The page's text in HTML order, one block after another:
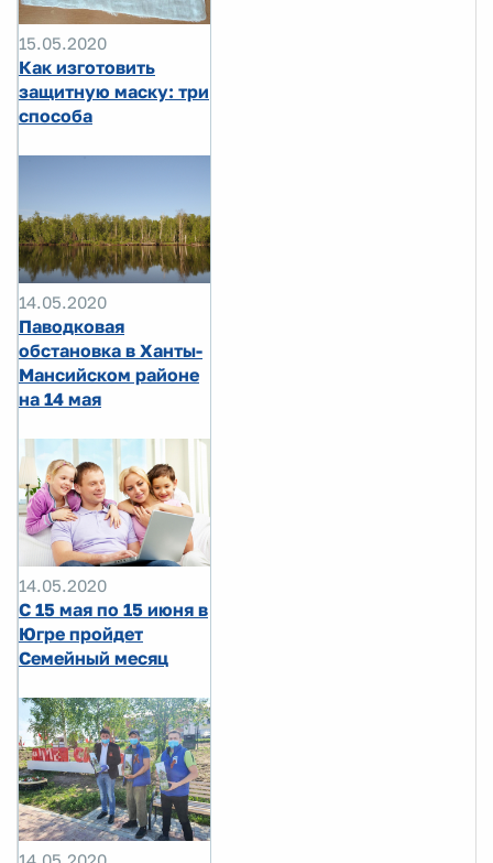
15.05.2020
Как изготовить
защитную маску: три
способа
14.05.2020
Паводковая
обстановка в Ханты-
Мансийском районе
на 14 мая
14.05.2020
С 15 мая по 15 июня в
Югре пройдет
Семейный месяц